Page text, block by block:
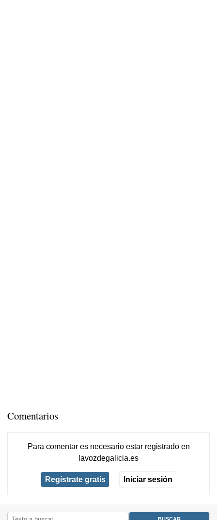
Comentarios
Para comentar es necesario estar registradoen
lavozdegalicia.es
Regístrate gratis Iniciar sesión